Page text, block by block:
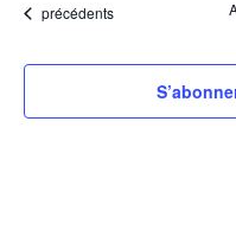
Évènements
précédents